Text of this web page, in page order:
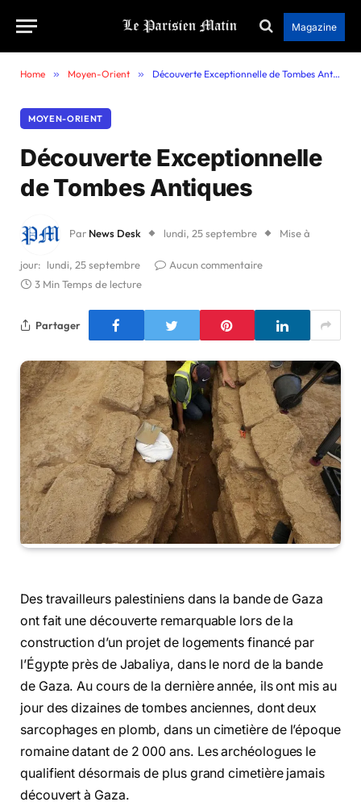
Magazine
Home » Moyen-Orient » Découverte Exceptionnelle de Tombes Antiques
MOYEN-ORIENT
Découverte Exceptionnelle
de Tombes Antiques
Par News Desk lundi, 25 septembre Mise à
jour: lundi, 25 septembre
Aucun commentaire
3 Min Temps de lecture
Partager
Des travailleurs palestiniens dans la bande de Gaza
ont fait une découverte remarquable lors de la
construction d’un projet de logements financé par
l’Égypte près de Jabaliya, dans le nord de la bande
de Gaza. Au cours de la dernière année, ils ont mis au
jour des dizaines de tombes anciennes, dont deux
sarcophages en plomb, dans un cimetière de l’époque
romaine datant de 2 000 ans. Les archéologues le
qualifient désormais de plus grand cimetière jamais
découvert à Gaza.